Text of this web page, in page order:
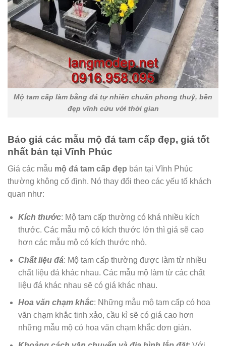
Mộ tam cấp làm bằng đá tự nhiên chuẩn phong thuỷ, bền
đẹp vĩnh cửu với thời gian
Báo giá các mẫu mộ đá tam cấp đẹp, giá tốt
nhất bán tại Vĩnh Phúc
Giá các mẫu mộ đá tam cấp đẹp bán tại Vĩnh Phúc
thường không cố định. Nó thay đổi theo các yếu tố khách
quan như:
Kích thước: Mộ tam cấp thường có khá nhiều kích
thước. Các mẫu mộ có kích thước lớn thì giá sẽ cao
hơn các mẫu mộ có kích thước nhỏ.
Chất liệu đá: Mộ tam cấp thường được làm từ nhiều
chất liệu đá khác nhau. Các mẫu mộ làm từ các chất
liệu đá khác nhau sẽ có giá khác nhau.
Hoa văn chạm khắc: Những mẫu mộ tam cấp có hoa
văn chạm khắc tinh xảo, cầu kì sẽ có giá cao hơn
những mẫu mộ có hoa văn chạm khắc đơn giản.